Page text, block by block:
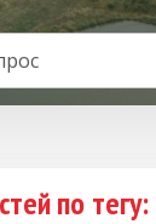
по